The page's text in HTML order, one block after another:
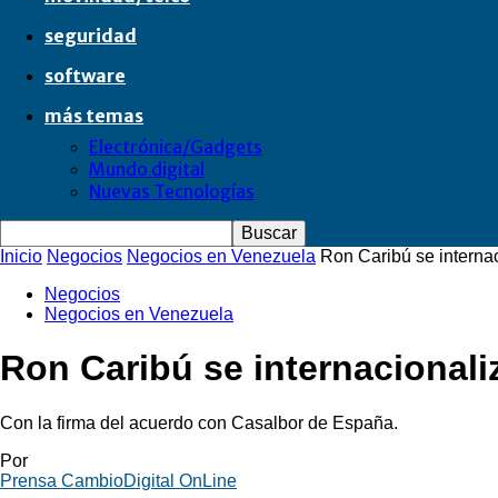
seguridad
software
más temas
Electrónica/Gadgets
Mundo digital
Nuevas Tecnologías
Inicio Negocios Negocios en Venezuela Ron Caribú se
Negocios
Negocios en Venezuela
Ron Caribú se
Con la firma del acuerdo con Casalbor de España.
Por
Prensa CambioDigital OnLine